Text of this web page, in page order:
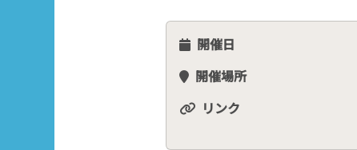
開催日
開催場所
リンク